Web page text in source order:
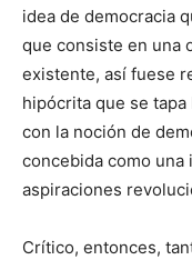
idea de democracia
que consiste en una
existente, así fuese
hipócrita que se
con la noción de
concebida como una
aspiraciones
Crítico, entonces,